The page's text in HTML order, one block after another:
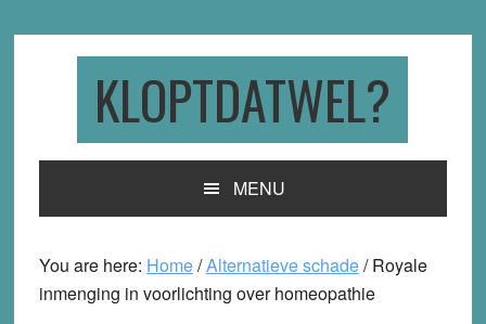
KLOPTDATWEL?
MENU
You are here: Home/Alternatieve schade/Royale
inmenging in voorlichting over homeopathie